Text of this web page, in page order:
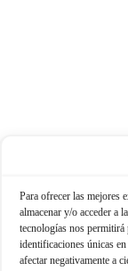
Para ofrecer las mejores
almacenar y/o acceder a
tecnologías nos permitirá
identificaciones únicas
afectar negativamente a